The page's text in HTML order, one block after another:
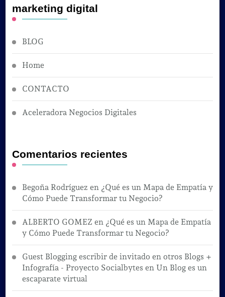
marketing digital
BLOG
Home
CONTACTO
Aceleradora Negocios Digitales
Comentarios recientes
Begoña Rodríguez en ¿Qué es un Mapa de Empatía y
Cómo Puede Transformar tu Negocio?
ALBERTO GOMEZ en ¿Qué es un Mapa de Empatía
y Cómo Puede Transformar tu Negocio?
Guest Blogging escribir de invitado en otros Blogs +
Infografía - Proyecto Socialbytes en Un Blog es un
escaparate virtual